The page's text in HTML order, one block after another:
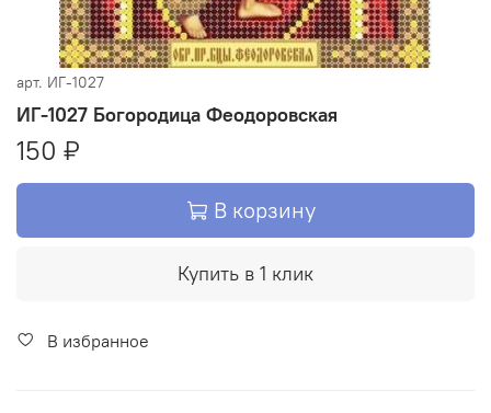
арт. ИГ-1027
ИГ-1027 Богородица Феодоровская
150 ₽
В корзину
Купить в 1 клик
В избранное